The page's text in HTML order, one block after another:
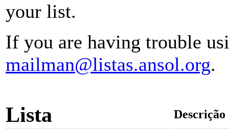
your list.
If you are having trouble
mailman@listas.ansol.org.
Lista Descrição